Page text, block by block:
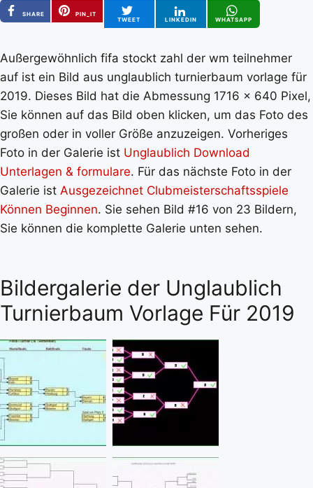
SHARE
PIN_IT
TWEET
LINKEDIN WHATSAPP
Außergewöhnlich fifa stockt zahl der wm teilnehmer
auf ist ein Bild aus unglaublich turnierbaum vorlage für
2019. Dieses Bild hat die Abmessung 1716 x 640 Pixel,
Sie können auf das Bild oben klicken, um das Foto des
großen oder in voller Größe anzuzeigen. Vorheriges
Foto in der Galerie ist Unglaublich Download
Unterlagen & formulare. Für das nächste Foto in der
Galerie ist Ausgezeichnet Clubmeisterschaftsspiele
Können Beginnen. Sie sehen Bild #16 von 23 Bildern,
Sie können die komplette Galerie unten sehen.
Bildergalerie der Unglaublich
Turnierbaum Vorlage Für 2019